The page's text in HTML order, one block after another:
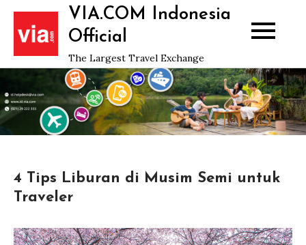
Skip
content
VIA.COM Indonesia
Official
The Largest Travel Exchange
4 Tips Liburan di Musim Semi untuk
Traveler